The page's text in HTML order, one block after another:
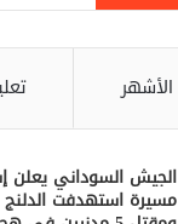
الأشهر
الجيش السوداني يعلن
مسيرة استهدفت الدلنج